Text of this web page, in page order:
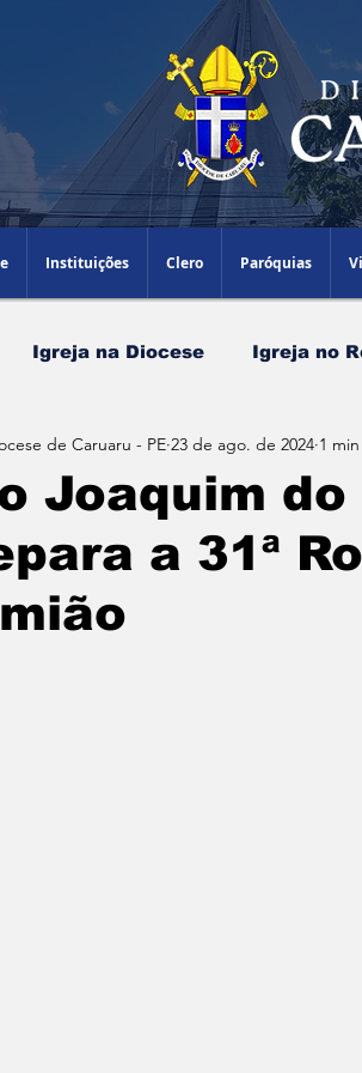
Instituições Clero Paróquias
Igreja na Diocese Igreja no
60AGB Papa Leão XIV
Joaquim
a 31ª
de Caruaru - PE 23 de ago. de 2024 1